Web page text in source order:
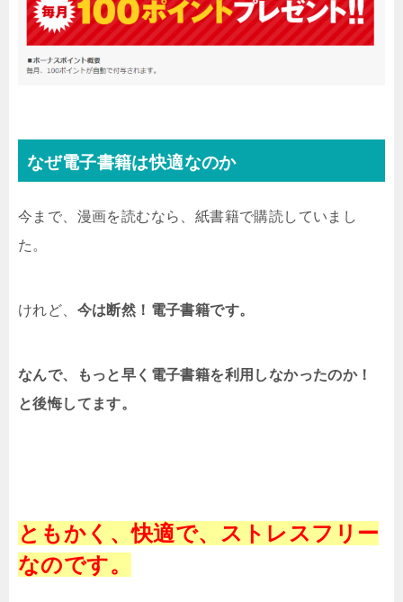
なぜ電子書籍は快適なのか
今まで、漫画を読むなら、紙書籍で購読していまし
た。
けれど、 今は断然！電子書籍です。
なんで、もっと早く電子書籍を利用しなかったのか！
と後悔してます。
ともかく、快適で、ストレスフリー
なのです。